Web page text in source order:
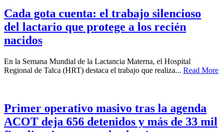
Cada gota cuenta: el trabajo silencioso
del lactario que protege a los recién
nacidos
En la Semana Mundial de la Lactancia Materna, el Hospital
Regional de Talca (HRT) destaca el trabajo que realiza... Read More
Primer operativo masivo tras la agenda
ACOT deja 656 detenidos y más de 33 mil